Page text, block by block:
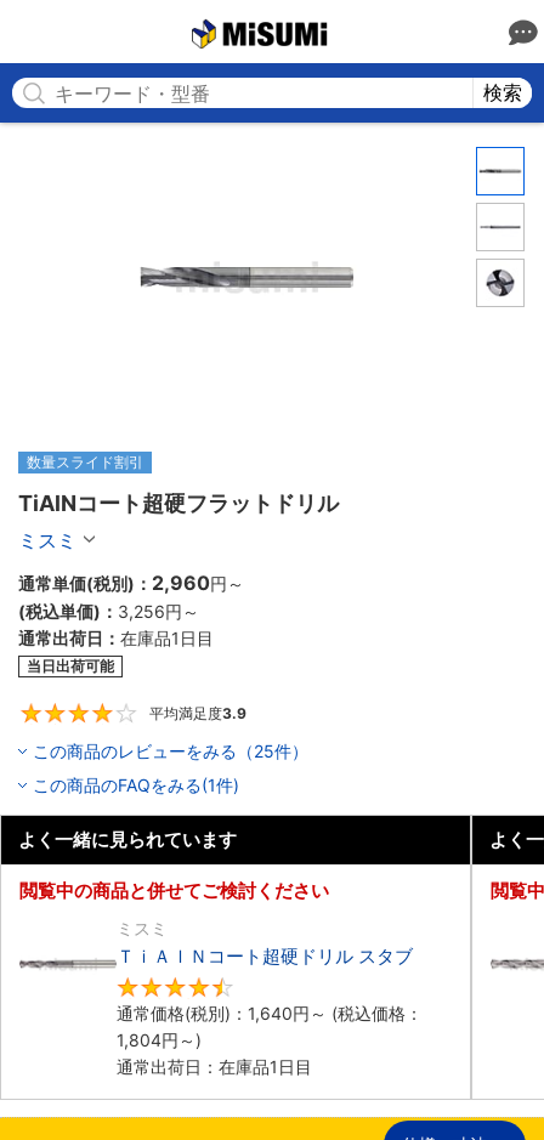
検索
数量スライド割引
TiAlNコート超硬フラットドリル
ミスミ
通常単価(税別)： 2,960円 ～
(税込単価)： 3,256円 ～
通常出荷日： 在庫品1日目
当日出荷可能
平均満足度3.9
この商品のレビューをみる（25件）
この商品のFAQをみる(1件)
よく一緒に見られています
閲覧中の商品と併せてご検討ください
ミスミ
ＴｉＡｌＮコート超硬ドリル スタブ
通常価格(税別)： 1,640円 ～ (税込価格：
1,804円 ～)
通常出荷日：在庫品1日目
よく
閲覧